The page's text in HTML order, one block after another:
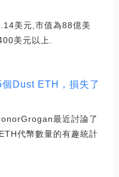
美元,市值為88億美
美元以上.
Dust ETH，損失了
最近討論了
代幣數量的有趣統計